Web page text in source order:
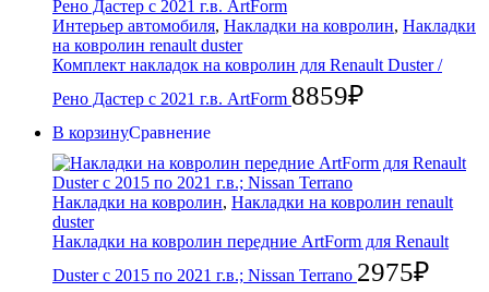
Интерьер автомобиля, Накладки на ковролин, Накладки
на ковролин renault duster
Комплект накладок на ковролин для Renault Duster /
Рено Дастер с 2021 г.в. ArtForm 8859₽
В корзинуСравнение
Накладки на ковролин, Накладки на ковролин renault
duster
Накладки на ковролин передние ArtForm для Renault
Duster с 2015 по 2021 г.в.; Nissan Terrano 2975₽